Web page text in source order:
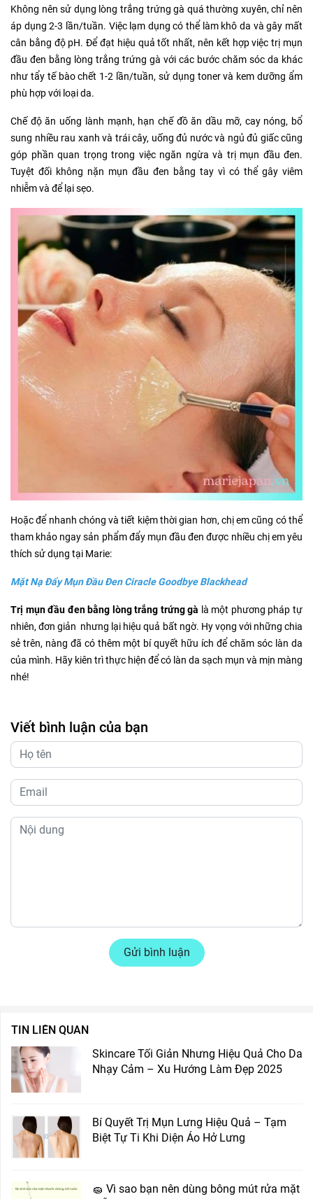
Không nên sử dụng lòng trắng trứng gà quá thường xuyên, chỉ nên
áp dụng 2-3 lần/tuần. Việc lạm dụng có thể làm khô da và gây mất
cân bằng độ pH. Để đạt hiệu quả tốt nhất, nên kết hợp việc trị mụn
đầu đen bằng lòng trắng trứng gà với các bước chăm sóc da khác
như tẩy tế bào chết 1-2 lần/tuần, sử dụng toner và kem dưỡng ẩm
phù hợp với loại da.
Chế độ ăn uống lành mạnh, hạn chế đồ ăn dầu mỡ, cay nóng, bổ
sung nhiều rau xanh và trái cây, uống đủ nước và ngủ đủ giấc cũng
góp phần quan trọng trong việc ngăn ngừa và trị mụn đầu đen.
Tuyệt đối không nặn mụn đầu đen bằng tay vì có thể gây viêm
nhiễm và để lại sẹo.
Hoặc để nhanh chóng và tiết kiệm thời gian hơn, chị em cũng có thể
tham khảo ngay sản phẩm đẩy mụn đầu đen được nhiều chị em yêu
thích sử dụng tại Marie:
Mặt Nạ Đẩy Mụn Đầu Đen Ciracle Goodbye Blackhead
Trị mụn đầu đen bằng lòng trắng trứng gà là một phương pháp tự
nhiên, đơn giản nhưng lại hiệu quả bất ngờ. Hy vọng với những chia
sẻ trên, nàng đã có thêm một bí quyết hữu ích để chăm sóc làn da
của mình. Hãy kiên trì thực hiện để có làn da sạch mụn và mịn màng
nhé!
Viết bình luận của bạn
Gửi bình luận
TIN LIÊN QUAN
Skincare Tối Giản Nhưng Hiệu Quả Cho Da
Nhạy Cảm – Xu Hướng Làm Đẹp 2025
Bí Quyết Trị Mụn Lưng Hiệu Quả – Tạm
Biệt Tự Ti Khi Diện Áo Hở Lưng
🧽 Vì sao bạn nên dùng bông mút rửa mặt